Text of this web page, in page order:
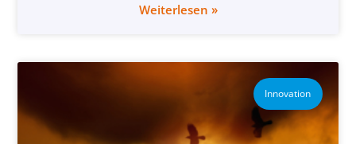
Weiterlesen »
Innovation